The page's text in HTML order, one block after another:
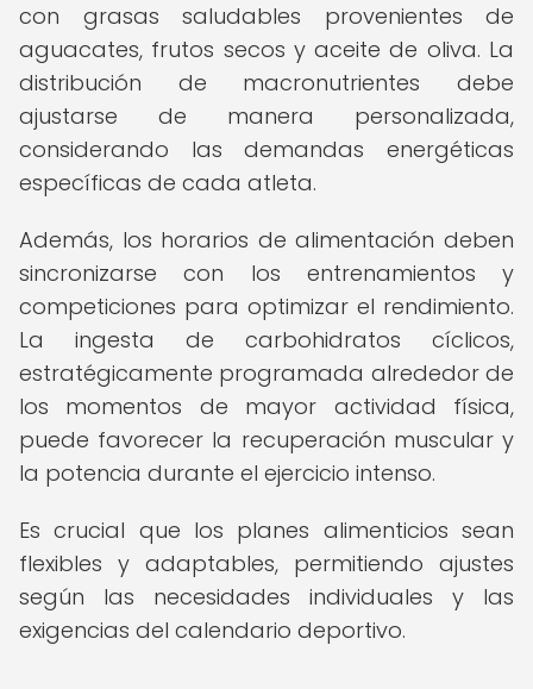
con grasas saludables provenientes de
aguacates, frutos secos y aceite de oliva. La
distribución de macronutrientes debe
ajustarse de manera personalizada,
considerando las demandas energéticas
específicas de cada atleta.
Además, los horarios de alimentación deben
sincronizarse con los entrenamientos y
competiciones para optimizar el rendimiento.
La ingesta de carbohidratos cíclicos,
estratégicamente programada alrededor de
los momentos de mayor actividad física,
puede favorecer la recuperación muscular y
la potencia durante el ejercicio intenso.
Es crucial que los planes alimenticios sean
flexibles y adaptables, permitiendo ajustes
según las necesidades individuales y las
exigencias del calendario deportivo.